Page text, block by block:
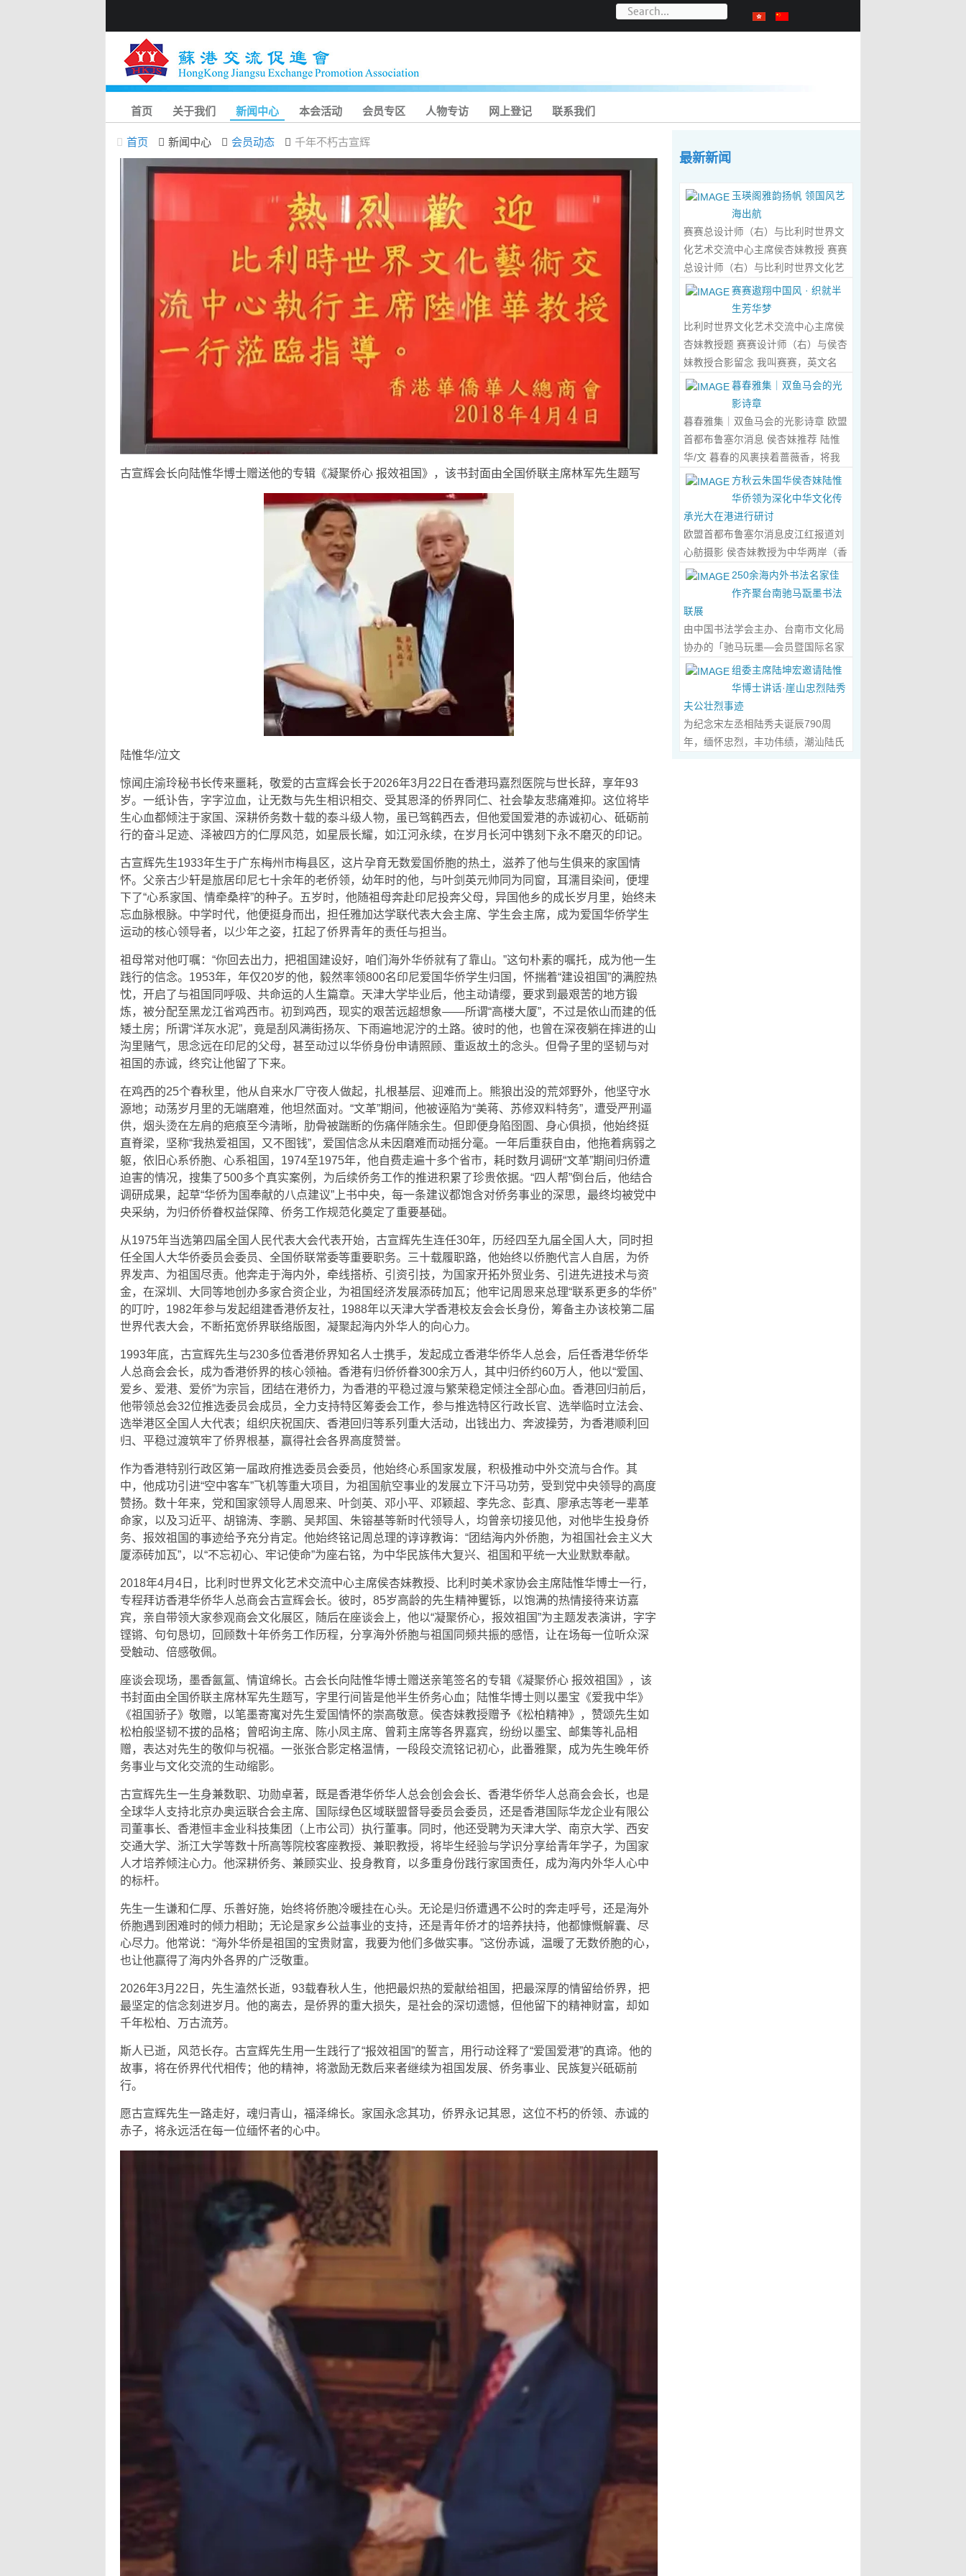
首页 关于我们 新闻中心 本会活动 会员专区 人物专访 网上登记 联系我们
首页 新闻中心 会员动态 千年不朽古宣辉
古宣辉会长向陆惟华博士赠送他的专辑《凝聚侨心 报效祖国》，该书封面由全国侨联主席林军先生题写
陆惟华/泣文
‍惊闻庄渝玲秘书长传来噩耗，敬爱的古宣辉会长于2026年3月22日在香港玛嘉烈医院与世长辞，享年93
岁。一纸讣告，字字泣血，让无数与先生相识相交、受其恩泽的侨界同仁、社会挚友悲痛难抑。这位将毕
生心血都倾注于家国、深耕侨务数十载的泰斗级人物，虽已驾鹤西去，但他爱国爱港的赤诚初心、砥砺前
行的奋斗足迹、泽被四方的仁厚风范，如星辰长耀，如江河永续，在岁月长河中镌刻下永不磨灭的印记。
古宣辉先生1933年生于广东梅州市梅县区，这片孕育无数爱国侨胞的热土，滋养了他与生俱来的家国情
怀。父亲古少轩是旅居印尼七十余年的老侨领，幼年时的他，与叶剑英元帅同为同窗，耳濡目染间，便埋
下了“心系家国、情牵桑梓”的种子。五岁时，他随祖母奔赴印尼投奔父母，异国他乡的成长岁月里，始终未
忘血脉根脉。中学时代，他便挺身而出，担任雅加达学联代表大会主席、学生会主席，成为爱国华侨学生
运动的核心领导者，以少年之姿，扛起了侨界青年的责任与担当。
祖母常对他叮嘱：“你回去出力，把祖国建设好，咱们海外华侨就有了靠山。”这句朴素的嘱托，成为他一生
践行的信念。1953年，年仅20岁的他，毅然率领800名印尼爱国华侨学生归国，怀揣着“建设祖国”的满腔热
忱，开启了与祖国同呼吸、共命运的人生篇章。天津大学毕业后，他主动请缨，要求到最艰苦的地方锻
炼，被分配至黑龙江省鸡西市。初到鸡西，现实的艰苦远超想象——所谓“高楼大厦”，不过是依山而建的低
矮土房；所谓“洋灰水泥”，竟是刮风满街扬灰、下雨遍地泥泞的土路。彼时的他，也曾在深夜躺在摔进的山
沟里赌气，思念远在印尼的父母，甚至动过以华侨身份申请照顾、重返故土的念头。但骨子里的坚韧与对
祖国的赤诚，终究让他留了下来。
在鸡西的25个春秋里，他从自来水厂守夜人做起，扎根基层、迎难而上。熊狼出没的荒郊野外，他坚守水
源地；动荡岁月里的无端磨难，他坦然面对。“文革”期间，他被诬陷为“美蒋、苏修双料特务”，遭受严刑逼
供，烟头烫在左肩的疤痕至今清晰，肋骨被踹断的伤痛伴随余生。但即便身陷囹圄、身心俱损，他始终挺
直脊梁，坚称“我热爱祖国，又不图钱”，爱国信念从未因磨难而动摇分毫。一年后重获自由，他拖着病弱之
躯，依旧心系侨胞、心系祖国，1974至1975年，他自费走遍十多个省市，耗时数月调研“文革”期间归侨遭
迫害的情况，搜集了500多个真实案例，为后续侨务工作的推进积累了珍贵依据。“四人帮”倒台后，他结合
调研成果，起草“华侨为国奉献的八点建议”上书中央，每一条建议都饱含对侨务事业的深思，最终均被党中
央采纳，为归侨侨眷权益保障、侨务工作规范化奠定了重要基础。
从1975年当选第四届全国人民代表大会代表开始，古宣辉先生连任30年，历经四至九届全国人大，同时担
任全国人大华侨委员会委员、全国侨联常委等重要职务。三十载履职路，他始终以侨胞代言人自居，为侨
界发声、为祖国尽责。他奔走于海内外，牵线搭桥、引资引技，为国家开拓外贸业务、引进先进技术与资
金，在深圳、大同等地创办多家合资企业，为祖国经济发展添砖加瓦；他牢记周恩来总理“联系更多的华侨”
的叮咛，1982年参与发起组建香港侨友社，1988年以天津大学香港校友会会长身份，筹备主办该校第二届
世界代表大会，不断拓宽侨界联络版图，凝聚起海内外华人的向心力。
1993年底，古宣辉先生与230多位香港侨界知名人士携手，发起成立香港华侨华人总会，后任香港华侨华
人总商会会长，成为香港侨界的核心领袖。香港有归侨侨眷300余万人，其中归侨约60万人，他以“爱国、
爱乡、爱港、爱侨”为宗旨，团结在港侨力，为香港的平稳过渡与繁荣稳定倾注全部心血。香港回归前后，
他带领总会32位推选委员会成员，全力支持特区筹委会工作，参与推选特区行政长官、选举临时立法会、
选举港区全国人大代表；组织庆祝国庆、香港回归等系列重大活动，出钱出力、奔波操劳，为香港顺利回
归、平稳过渡筑牢了侨界根基，赢得社会各界高度赞誉。
作为香港特别行政区第一届政府推选委员会委员，他始终心系国家发展，积极推动中外交流与合作。其
中，他成功引进“空中客车”飞机等重大项目，为祖国航空事业的发展立下汗马功劳，受到党中央领导的高度
赞扬。数十年来，党和国家领导人周恩来、叶剑英、邓小平、邓颖超、李先念、彭真、廖承志等老一辈革
命家，以及习近平、胡锦涛、李鹏、吴邦国、朱镕基等新时代领导人，均曾亲切接见他，对他毕生投身侨
务、报效祖国的事迹给予充分肯定。他始终铭记周总理的谆谆教诲：“团结海内外侨胞，为祖国社会主义大
厦添砖加瓦”，以“不忘初心、牢记使命”为座右铭，为中华民族伟大复兴、祖国和平统一大业默默奉献。
2018年4月4日，比利时世界文化艺术交流中心主席侯杏妹教授、比利时美术家协会主席陆惟华博士一行，
专程拜访香港华侨华人总商会古宣辉会长。彼时，85岁高龄的先生精神矍铄，以饱满的热情接待来访嘉
宾，亲自带领大家参观商会文化展区，随后在座谈会上，他以“凝聚侨心，报效祖国”为主题发表演讲，字字
铿锵、句句恳切，回顾数十年侨务工作历程，分享海外侨胞与祖国同频共振的感悟，让在场每一位听众深
受触动、倍感敬佩。
座谈会现场，墨香氤氲、情谊绵长。古会长向陆惟华博士赠送亲笔签名的专辑《凝聚侨心 报效祖国》，该
书封面由全国侨联主席林军先生题写，字里行间皆是他半生侨务心血；陆惟华博士则以墨宝《爱我中华》
《祖国骄子》敬赠，以笔墨寄寓对先生爱国情怀的崇高敬意。侯杏妹教授赠予《松柏精神》，赞颂先生如
松柏般坚韧不拔的品格；曾昭询主席、陈小凤主席、曾莉主席等各界嘉宾，纷纷以墨宝、邮集等礼品相
赠，表达对先生的敬仰与祝福。一张张合影定格温情，一段段交流铭记初心，此番雅聚，成为先生晚年侨
务事业与文化交流的生动缩影。
古宣辉先生一生身兼数职、功勋卓著，既是香港华侨华人总会创会会长、香港华侨华人总商会会长，也是
全球华人支持北京办奥运联合会主席、国际绿色区域联盟督导委员会委员，还是香港国际华龙企业有限公
司董事长、香港恒丰金业科技集团（上市公司）执行董事。同时，他还受聘为天津大学、南京大学、西安
交通大学、浙江大学等数十所高等院校客座教授、兼职教授，将毕生经验与学识分享给青年学子，为国家
人才培养倾注心力。他深耕侨务、兼顾实业、投身教育，以多重身份践行家国责任，成为海内外华人心中
的标杆。
先生一生谦和仁厚、乐善好施，始终将侨胞冷暖挂在心头。无论是归侨遭遇不公时的奔走呼号，还是海外
侨胞遇到困难时的倾力相助；无论是家乡公益事业的支持，还是青年侨才的培养扶持，他都慷慨解囊、尽
心尽力。他常说：“海外华侨是祖国的宝贵财富，我要为他们多做实事。”这份赤诚，温暖了无数侨胞的心，
也让他赢得了海内外各界的广泛敬重。
2026年3月22日，先生溘然长逝，93载春秋人生，他把最炽热的爱献给祖国，把最深厚的情留给侨界，把
最坚定的信念刻进岁月。他的离去，是侨界的重大损失，是社会的深切遗憾，但他留下的精神财富，却如
千年松柏、万古流芳。
斯人已逝，风范长存。古宣辉先生用一生践行了“报效祖国”的誓言，用行动诠释了“爱国爱港”的真谛。他的
故事，将在侨界代代相传；他的精神，将激励无数后来者继续为祖国发展、侨务事业、民族复兴砥砺前
行。
愿古宣辉先生一路走好，魂归青山，福泽绵长。家国永念其功，侨界永记其恩，这位不朽的侨领、赤诚的
赤子，将永远活在每一位缅怀者的心中。
最新新闻
玉瑛阁雅韵扬帆 领国风艺
海出航
赛赛总设计师（右）与比利时世界文
化艺术交流中心主席侯杏妹教授 赛赛
总设计师（右）与比利时世界文化艺
术交流中心主席侯杏妹教授及其题词
合影留念 ‍ 赛赛/文 ‍ 近日有幸与比利时
籍华裔艺术家陆惟华、侯杏妹夫妇倾
心晤谈，此番交流没有客套的寒暄，
唯有艺术与文化的深度共鸣，言辞间
赤诚的文化情怀，畅谈过后，内心满
是深切的感念与久久不散的触动，更
让我对国风服饰的创作之路，有了全
新的认知与坚守。...Read More...
赛赛遨翔中国风 · 织就半
生芳华梦
比利时世界文化艺术交流中心主席侯
杏妹教授题 赛赛设计师（右）与侯杏
妹教授合影留念 我叫赛赛，英文名
Elin，生于湖南邵东的乡野村落，如
今扎根东莞，在服装与设计的领域
里，书写着属于自己的人生篇章。 我
的童年，是被墨香与书卷包裹的时
光。外公是当地颇负盛名的国画爱好
师、老校长，他的一生，一半是教书
育人的赤诚，一半是笔墨丹青的风
雅。记忆里，外公的书桌总铺着宣
纸，狼毫笔起落间，山水花鸟跃然纸
上，窗外的田园炊烟、山间流云，都
成了他笔下的景致。我总蹲在桌旁静
静凝望，看墨色在纸上晕染开深浅层
次，看线条勾勒出世间万物，那些灵
动的笔触、雅致的构图，悄无声息地
化作我最初的美学启蒙。耳濡目染之
下，我深深爱上了绘画，年少的心
里，悄悄埋下了一个成为画家的梦
想，那份对美与生俱来的向往，对艺
术纯粹的执着，从此在心底生根发
芽，成为贯穿我一生的精神底色。...
暮春雅集｜双鱼马会的光
影诗章
暮春雅集｜双鱼马会的光影诗章 欧盟
首都布鲁塞尔消息 侯杏妹推荐 陆惟
华/文 暮春的风裹挟着蔷薇香，将我
们引入香港双鱼河马会的湖光画卷
中。叶庆良博士、陆惟华博士、侯杏
妹教授与廖国玲小姐同游于此，在水
墨烟岚与艺术雅趣间，共赴一场关于
时光的慢调叙事。 墨韵凝香：方寸亭
着的灯串尚未苏醒，却被攀援的藤蔓
织成了碎金帘幕。牙医博士叶庆良的
书法汇报在此流淌，如古琴拨弦——
他从仓颉造字的鸿蒙传说讲起，指尖
划过甲骨文的象形密码，将东方哲思
的留白与日本新书法的张力调和成墨
色，在宣纸上晕染出“手术刀与毛笔共
舞”的传奇。当他谈及篆隶的古拙如钟
鼎锈迹、草书的狂放似惊鸿掠水，严
谨的学术脉络里忽然漫出诗意：“医学
方秋云朱国华侯杏妹陆惟
华侨领为深化中华文化传
承光大在港进行研讨
欧盟首都布鲁塞尔消息皮江红报道刘
心舫摄影 侯杏妹教授为中华两岸（香
港）文创观光协会题词致贺 2023年5
月2日上午，比利时美术家协会主席
陆惟华博士，比利时世界文化艺术交
流中心主席、香港国际文化艺术联会
会长侯杏妹教授应中华两岸（香港）
会常务副会长方秋云女士，中华两岸
（香港）文创观光协会常务副会长、
江西省旅港同乡会常务副会长朱国华
先生的邀请，前往参观了贵会会所。
活动中，方秋云会长、朱国华常务副
250余海内外书法名家佳
作齐聚台南驰马翫墨书法
联展
由中国书法学会主办、台南市文化局
协办的「驰马玩墨—会员暨国际名家
书法联展」，已于2026年5月3日在台
南新营文化中心盛大开幕。本次展览
荟萃海内外书法名家佳作约二百五十
件，汇聚台湾近两百位书家，及全球
十余国家和地区四十二位国际名家；
组委主席陆坤宏邀请陆惟
华博士讲话·崖山忠烈陆秀
夫公壮烈事迹
为纪念宋左丞相陆秀夫诞辰790周
年，缅怀忠烈，丰功伟绩，潮汕陆氏